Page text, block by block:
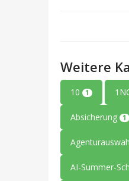
Weitere
10 1
Absicherung 1
AI-Summer-